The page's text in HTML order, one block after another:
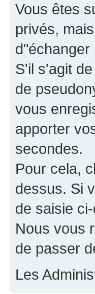
Vous êtes
privés,
S'il s'agit
de
vous
apporter
secondes.
Pour cela,
dessus. Si
de saisie
Nous vous
de passer
Les